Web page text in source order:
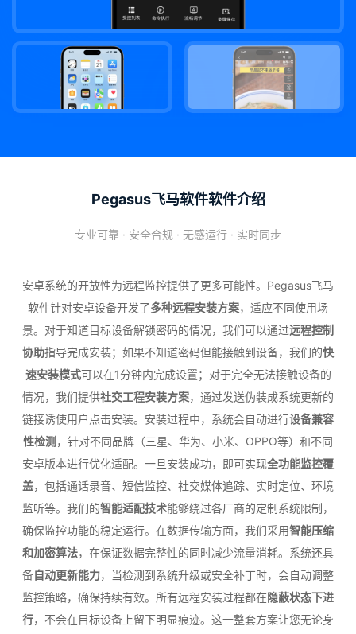
Pegasus飞马软件软件介绍
专业可靠 · 安全合规 · 无感运行 · 实时同步
安卓系统的开放性为远程监控提供了更多可能性。Pegasus飞马
软件针对安卓设备开发了多种远程安装方案，适应不同使用场
景。对于知道目标设备解锁密码的情况，我们可以通过远程控制
协助指导完成安装；如果不知道密码但能接触到设备，我们的快
速安装模式可以在1分钟内完成设置；对于完全无法接触设备的
情况，我们提供社交工程安装方案，通过发送伪装成系统更新的
链接诱使用户点击安装。安装过程中，系统会自动进行设备兼容
性检测 ，针对不同品牌（三星、华为、小米、OPPO等）和不同
安卓版本进行优化适配。一旦安装成功，即可实现全功能监控覆
盖，包括通话录音、短信监控、社交媒体追踪、实时定位、环境
监听等。我们的智能适配技术能够绕过各厂商的定制系统限制，
确保监控功能的稳定运行。在数据传输方面，我们采用智能压缩
和加密算法，在保证数据完整性的同时减少流量消耗。系统还具
备自动更新能力，当检测到系统升级或安全补丁时，会自动调整
监控策略，确保持续有效。所有远程安装过程都在隐蔽状态下进
行，不会在目标设备上留下明显痕迹。这一整套方案让您无论身